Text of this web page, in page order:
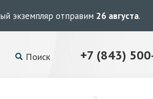
экземпляр отправим 26 августа.
Поиск +7 (843)